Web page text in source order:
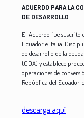
ACUERDO PARA LA
DE DESARROLLO
El Acuerdo fue suscrito
Ecuador e Italia.
de desarrollo de la
(ODA) y establece
operaciones de
República del Ecuador
descarga aquí